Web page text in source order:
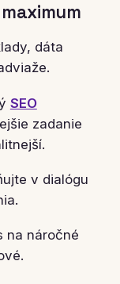
dáta
SEO
zadanie
v dialógu
na náročné